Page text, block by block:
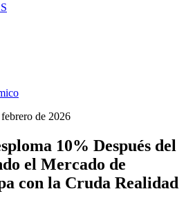
de 2026
10% Después del
el Mercado de
con la Cruda Realidad